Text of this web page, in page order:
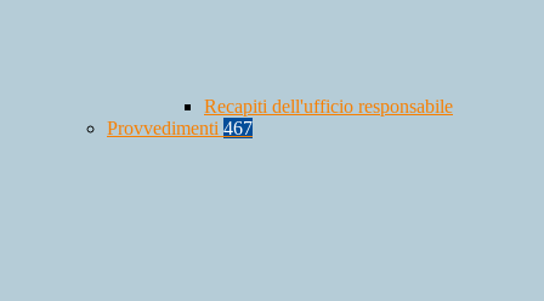
Recapiti dell'ufficio responsabile
Provvedimenti 467